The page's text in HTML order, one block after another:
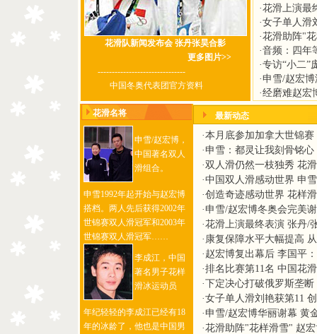
花滑队新闻发布会 张丹张昊合影
更多图片>>
-------------------------------
中国冬奥代表团官方资料
·花滑上演最
·女子单人滑
·花滑助阵"
·音频：四年
·专访“小二”
·申雪/赵宏
·经磨难赵宏
花滑名将
申雪/赵宏博，
中国著名双人
滑组合。
申雪1992年起开始与赵宏博
搭档。两人先后获得2002年
世锦赛双人滑冠军和2003年
世锦赛双人滑冠军……
李成江，中国
著名男子花样
滑冰运动员
年纪轻轻的李成江已经有18
年的冰龄了，他也是中国男
最新动态
·本月底参加加拿大世锦
·申雪：都灵让我刻骨铭
·双人滑仍然一枝独秀 花
·中国双人滑感动世界 申
·创造奇迹感动世界 花样
·申雪/赵宏博冬奥会完美
·花滑上演最终表演 张丹/
· 康复保障水平大幅提高
·赵宏博复出幕后 李国平
·排名比赛第11名 中国花
·下定决心打破俄罗斯垄
·女子单人滑刘艳获第11
·申雪/赵宏博华丽谢幕 黄
·花滑助阵"花样滑雪" 赵